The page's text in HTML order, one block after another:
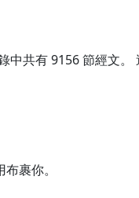
中共有9156節經文。
布裹你。